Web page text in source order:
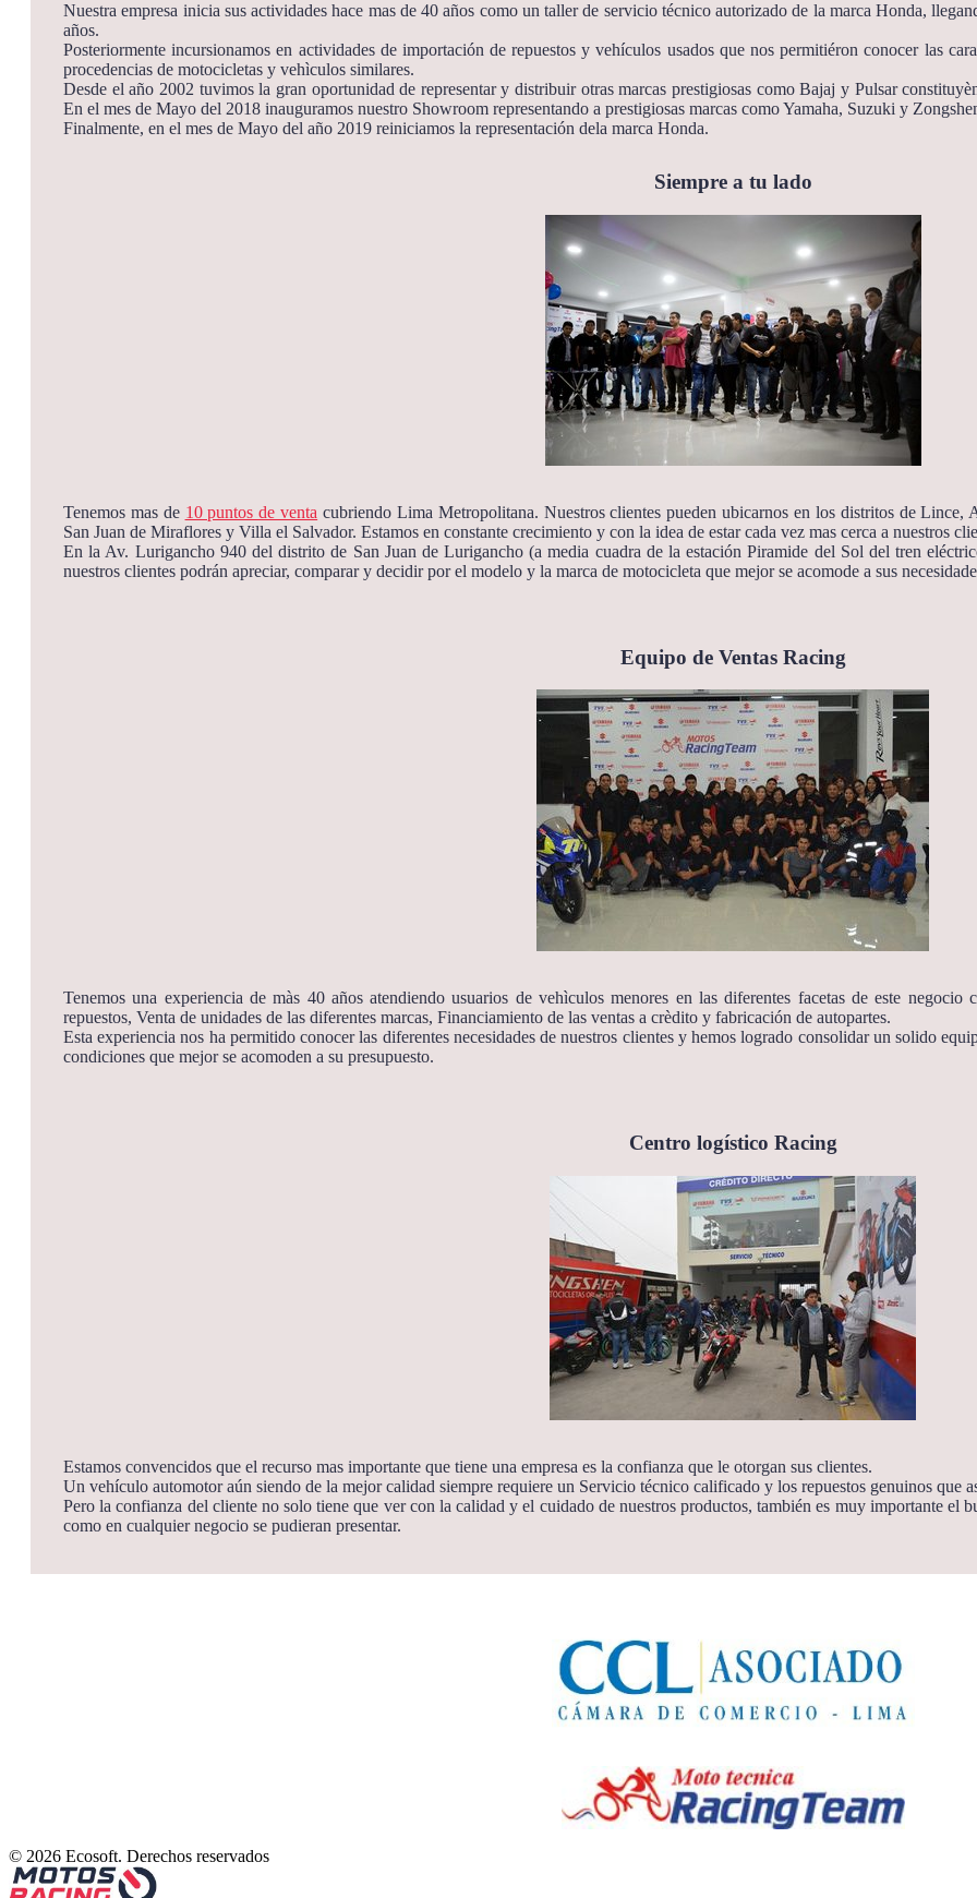
Nuestra empresa inicia sus actividades hace mas de 40 años como un taller de servicio técnico autorizado de la marca Honda,
años.
Posteriormente incursionamos en actividades de importación de repuestos y vehículos usados que nos permitiéron conocer las
procedencias de motocicletas y vehìculos similares.
Desde el año 2002 tuvimos la gran oportunidad de representar y distribuir otras marcas prestigiosas como Bajaj y Pulsar
En el mes de Mayo del 2018 inauguramos nuestro Showroom representando a prestigiosas marcas como Yamaha, Suzuki y
Finalmente, en el mes de Mayo del año 2019 reiniciamos la representación dela marca Honda.
Siempre a tu lado
Tenemos mas de 10 puntos de venta cubriendo Lima Metropolitana. Nuestros clientes pueden ubicarnos en los distritos de Lince,
San Juan de Miraflores y Villa el Salvador. Estamos en constante crecimiento y con la idea de estar cada vez mas cerca a nuestros
En la Av. Lurigancho 940 del distrito de San Juan de Lurigancho (a media cuadra de la estación Piramide del Sol del tren
nuestros clientes podrán apreciar, comparar y decidir por el modelo y la marca de motocicleta que mejor se acomode a sus
Equipo de Ventas Racing
Tenemos una experiencia de màs 40 años atendiendo usuarios de vehìculos menores en las diferentes facetas de este
repuestos, Venta de unidades de las diferentes marcas, Financiamiento de las ventas a crèdito y fabricación de autopartes.
Esta experiencia nos ha permitido conocer las diferentes necesidades de nuestros clientes y hemos logrado consolidar un solido
condiciones que mejor se acomoden a su presupuesto.
Centro logístico Racing
Estamos convencidos que el recurso mas importante que tiene una empresa es la confianza que le otorgan sus clientes.
Un vehículo automotor aún siendo de la mejor calidad siempre requiere un Servicio técnico calificado y los repuestos genuinos que
Pero la confianza del cliente no solo tiene que ver con la calidad y el cuidado de nuestros productos, también es muy importante el
como en cualquier negocio se pudieran presentar.
© 2026 Ecosoft. Derechos reservados